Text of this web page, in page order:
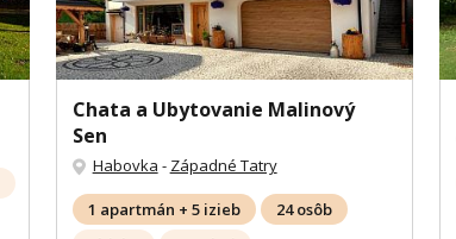
Chata a Ubytovanie Malinový
Sen
Habovka - Západné Tatry
1 apartmán + 5 izieb
24 osôb